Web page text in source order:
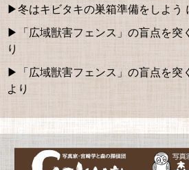
冬はキビタキの巣箱準備をしよう
「広域獣害フェンス」の盲点を突
り
「広域獣害フェンス」の盲点を突
より